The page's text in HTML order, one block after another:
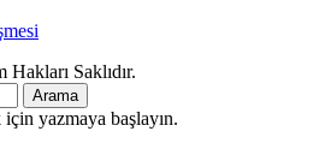
Saklıdır.
Arama
yazmaya başlayın.